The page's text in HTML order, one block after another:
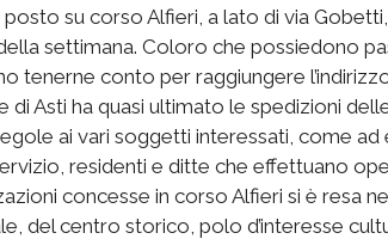
su corso Alfieri, a lato di via
settimana. Coloro che possiedono
tenerne conto per raggiungere
di Asti ha quasi ultimato le spedizioni
ai vari soggetti interessati, come
residenti e ditte che effettuano
concesse in corso Alfieri si è resa
del centro storico, polo d’interesse